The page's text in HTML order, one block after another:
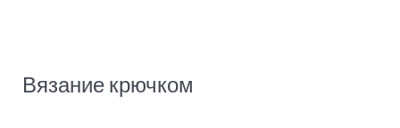
Вязание крючком